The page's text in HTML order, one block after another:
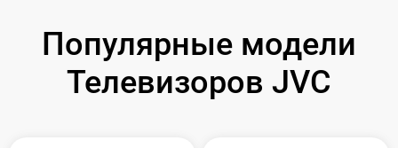
Популярные модели
Телевизоров JVC